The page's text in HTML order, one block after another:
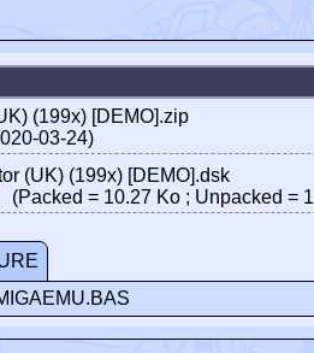
(199x) [DEMO].zip
03-24)
(UK) (199x) [DEMO].dsk
(Packed = 10.27 Ko ; Unpacked =